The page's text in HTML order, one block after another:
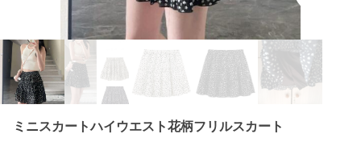
ミニスカートハイウエスト花柄フリルスカート